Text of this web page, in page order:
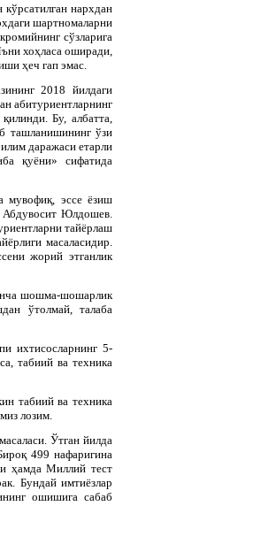
нархдан
шартномаларни
сўзларига
хоҳласа оширади,
ҳеч гап эмас.
2018 йилдаги
абитуриентларнинг
Бу, албатта,
ташланишининг ўзи
даражаси етарли
қуёни» сифатида
мувофиқ, эссе ёзиш
Абдувосит Юлдошев.
тайёрлаш
масаласидир.
жорий этганлик
шошма-шошарлик
ўтолмай, талаба
ихтисосларнинг 5-
табиий ва техника
табиий ва техника
лозим.
Ўтган йилда
499 нафаригина
ҳамда Миллий тест
Бундай имтиёзлар
ошишига сабаб